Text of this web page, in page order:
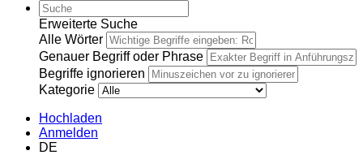
Erweiterte Suche
Alle Wörter
Genauer Begriff oder Phrase
Begriffe ignorieren
Kategorie
Hochladen
Anmelden
DE